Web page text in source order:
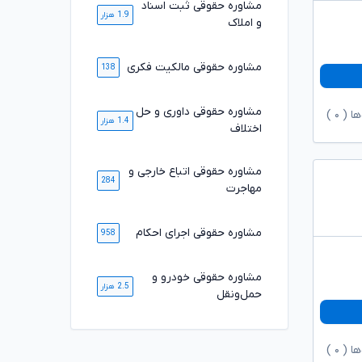
( ۰
( ۰
مشاوره حقوقی ثبت اسناد
و املاک
1.9 هزار
مشاوره حقوقی مالکیت فکری 138
مشاوره حقوقی داوری و حل
اختلاف
1.4 هزار
مشاوره حقوقی اتباع خارجی و
مهاجرت
284
مشاوره حقوقی اجرای احکام 958
مشاوره حقوقی خودرو و
حمل‌ونقل
2.5 هزار